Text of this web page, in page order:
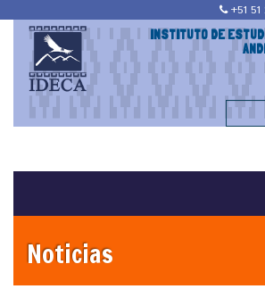
+51
INSTITUTO DE
Noticias